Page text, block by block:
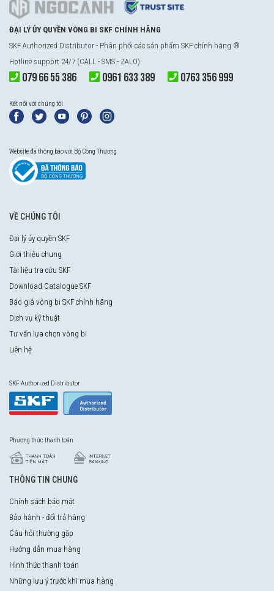
ĐẠI LÝ ỦY QUYỀN VÒNG BI SKF CHÍNH HÃNG
SKF Authorized Distributor - Phân phối các sản phẩm SKF chính hãng ®
Hotline support 24/7 (CALL - SMS - ZALO)
079 66 55 386 0961 633 389 0763 356 999
Kết nối với chúng tôi
Website đã thông báo với Bộ Công Thương
VỀ CHÚNG TÔI
Đại lý ủy quyền SKF
Giới thiệu chung
Tài liệu tra cứu SKF
Download Catalogue SKF
Báo giá vòng bi SKF chính hãng
Dịch vụ kỹ thuật
Tư vấn lựa chọn vòng bi
Liên hệ
SKF Authorized Distributor
Phương thức thanh toán
THÔNG TIN CHUNG
Chính sách bảo mật
Bảo hành - đổi trả hàng
Câu hỏi thường gặp
Hướng dẫn mua hàng
Hình thức thanh toán
Những lưu ý trước khi mua hàng